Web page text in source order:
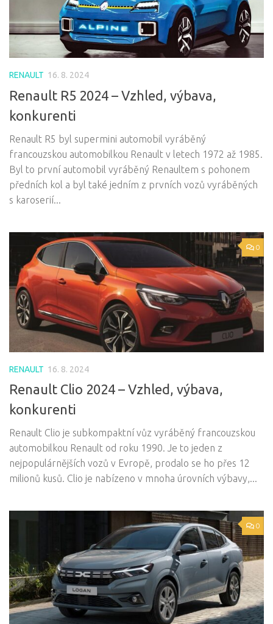
RENAULT 16. 8. 2024
Renault R5 2024 – Vzhled, výbava,
konkurenti
Renault R5 byl supermini automobil vyráběný
francouzskou automobilkou Renault v letech 1972 až 1985.
Byl to první automobil vyráběný Renaultem s pohonem
předních kol a byl také jedním z prvních vozů vyráběných
s karoserií...
0
RENAULT 16. 8. 2024
Renault Clio 2024 – Vzhled, výbava,
konkurenti
Renault Clio je subkompaktní vůz vyráběný francouzskou
automobilkou Renault od roku 1990. Je to jeden z
nejpopulárnějších vozů v Evropě, prodalo se ho přes 12
milionů kusů. Clio je nabízeno v mnoha úrovních výbavy,...
0